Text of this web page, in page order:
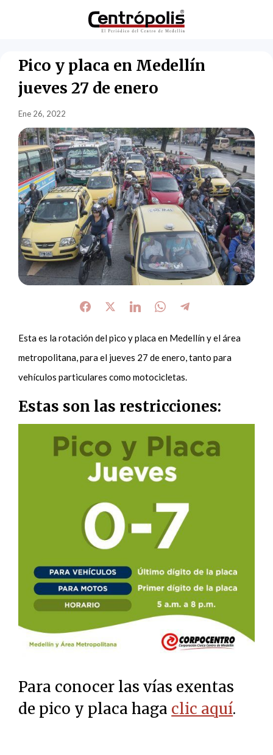
Pico y placa en Medellín
jueves 27 de enero
Ene 26, 2022
Esta es la rotación del pico y placa en Medellín y el área
metropolitana, para el jueves 27 de enero, tanto para
vehículos particulares como motocicletas.
Estas son las restricciones:
Para conocer las vías exentas
de pico y placa haga clic aquí.